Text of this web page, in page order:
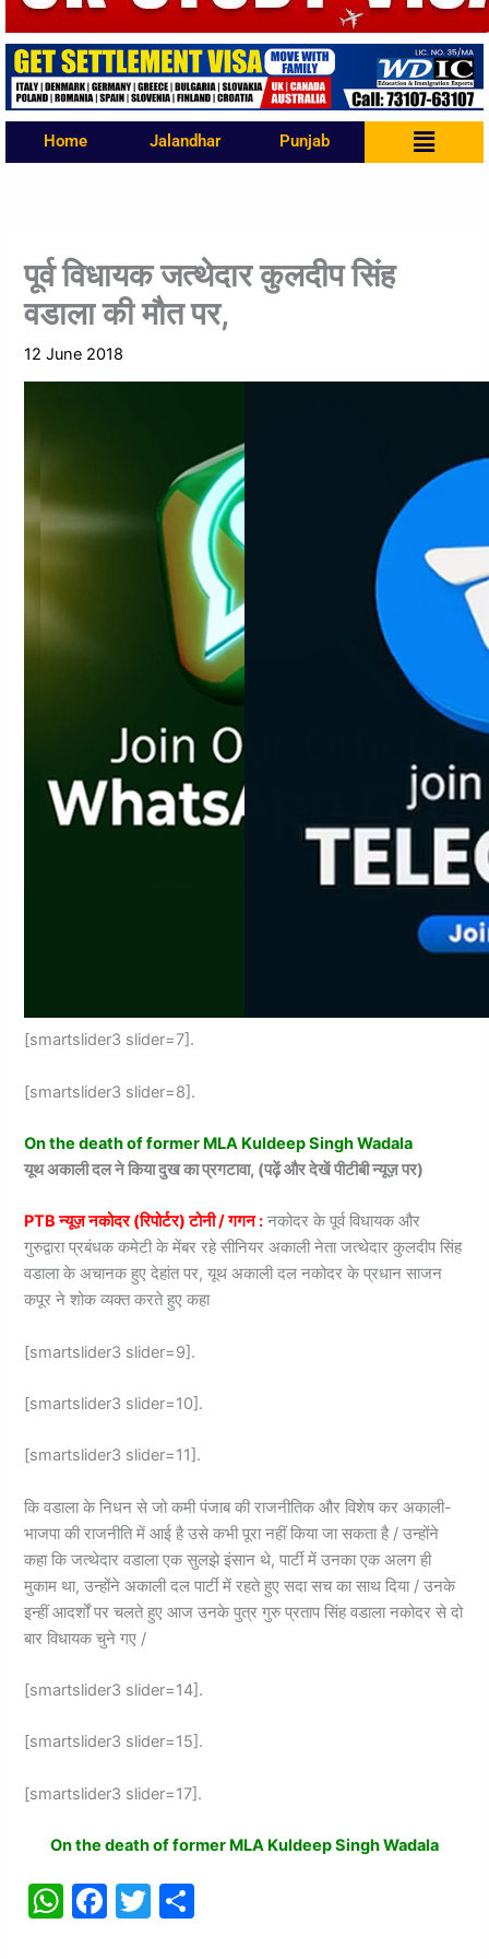
Home Jalandhar Punjab Menu
पूर्व विधायक जत्थेदार कुलदीप सिंह
वडाला की मौत पर,
12 June 2018
[smartslider3 slider=7].
[smartslider3 slider=8].
On the death of former MLA Kuldeep Singh Wadala
यूथ अकाली दल ने किया दुख का प्रगटावा, (पढ़ें और देखें पीटीबी न्यूज़ पर)
PTB न्यूज़ नकोदर (रिपोर्टर) टोनी / गगन : नकोदर के पूर्व विधायक और
गुरुद्वारा प्रबंधक कमेटी के मेंबर रहे सीनियर अकाली नेता जत्थेदार कुलदीप सिंह
वडाला के अचानक हुए देहांत पर, यूथ अकाली दल नकोदर के प्रधान साजन
कपूर ने शोक व्यक्त करते हुए कहा
[smartslider3 slider=9].
[smartslider3 slider=10].
[smartslider3 slider=11].
कि वडाला के निधन से जो कमी पंजाब की राजनीतिक और विशेष कर अकाली-
भाजपा की राजनीति में आई है उसे कभी पूरा नहीं किया जा सकता है / उन्होंने
कहा कि जत्थेदार वडाला एक सुलझे इंसान थे, पार्टी में उनका एक अलग ही
मुकाम था, उन्होंने अकाली दल पार्टी में रहते हुए सदा सच का साथ दिया / उनके
इन्हीं आदर्शों पर चलते हुए आज उनके पुत्र गुरु प्रताप सिंह वडाला नकोदर से दो
बार विधायक चुने गए /
[smartslider3 slider=14].
[smartslider3 slider=15].
[smartslider3 slider=17].
On the death of former MLA Kuldeep Singh Wadala
W F
T